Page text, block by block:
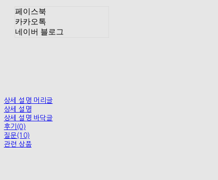
페이스북
카카오톡
네이버 블로그
상세 설명 머리글
상세 설명
상세 설명 바닥글
후기(0)
질문(10)
관련 상품